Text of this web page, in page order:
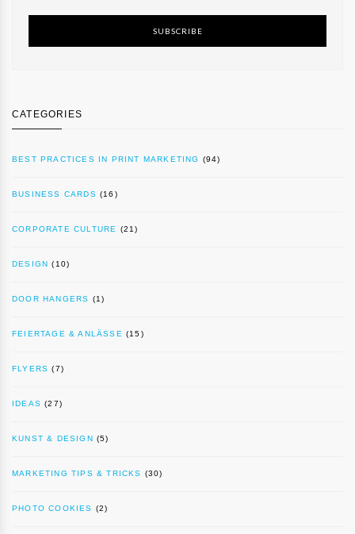
SUBSCRIBE
CATEGORIES
BEST PRACTICES IN PRINT MARKETING (94)
BUSINESS CARDS (16)
CORPORATE CULTURE (21)
DESIGN (10)
DOOR HANGERS (1)
FEIERTAGE & ANLÄSSE (15)
FLYERS (7)
IDEAS (27)
KUNST & DESIGN (5)
MARKETING TIPS & TRICKS (30)
PHOTO COOKIES (2)